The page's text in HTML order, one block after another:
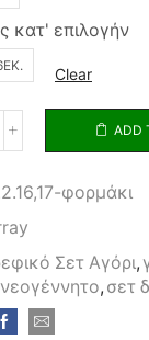
κατ' επιλογήν
Clear
ADD
φορμάκι
Σετ Αγόρι,
, σετ